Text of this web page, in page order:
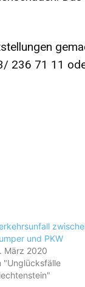
236 71 11
und PKW
März 2020
"Unglücksfälle